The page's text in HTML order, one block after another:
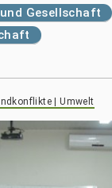
Gesellschaft
| Umwelt